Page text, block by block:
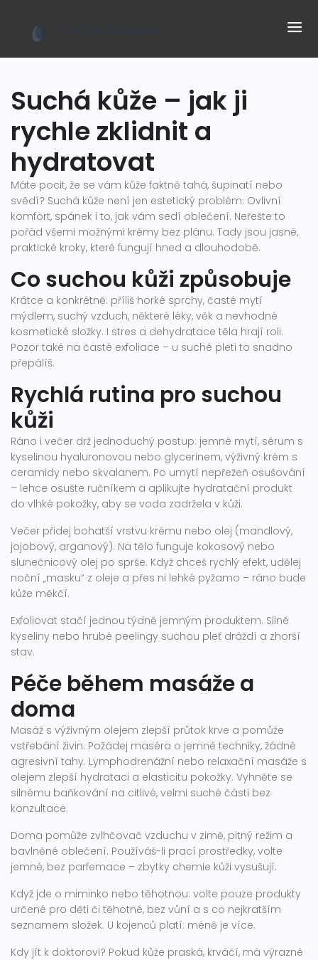
Suchá kůže – jak ji
rychle zklidnit a
hydratovat
Máte pocit, že se vám kůže faktně tahá, šupinatí nebo
svědí? Suchá kůže není jen estetický problém. Ovlivní
komfort, spánek i to, jak vám sedí oblečení. Neřešte to
pořád všemi možnými krémy bez plánu. Tady jsou jasné,
praktické kroky, které fungují hned a dlouhodobě.
Co suchou kůži způsobuje
Krátce a konkrétně: příliš horké sprchy, časté mytí
mýdlem, suchý vzduch, některé léky, věk a nevhodné
kosmetické složky. I stres a dehydratace těla hrají roli.
Pozor také na časté exfoliace – u suché pleti to snadno
přepálíš.
Rychlá rutina pro suchou
kůži
Ráno i večer drž jednoduchý postup: jemné mytí, sérum s
kyselinou hyaluronovou nebo glycerinem, výživný krém s
ceramidy nebo skvalanem. Po umytí nepřežeň osušování
– lehce osušte ručníkem a aplikujte hydratační produkt
do vlhké pokožky, aby se voda zadržela v kůži.
Večer přidej bohatší vrstvu krému nebo olej (mandlový,
jojobový, arganový). Na tělo funguje kokosový nebo
slunečnicový olej po sprše. Když chceš rychlý efekt, udělej
noční „masku“ z oleje a přes ni lehké pyžamo – ráno bude
kůže měkčí.
Exfoliovat stačí jednou týdně jemným produktem. Silné
kyseliny nebo hrubé peelingy suchou pleť dráždí a zhorší
stav.
Péče během masáže a
doma
Masáž s výživným olejem zlepší průtok krve a pomůže
vstřebání živin. Požádej maséra o jemné techniky, žádné
agresivní tahy. Lymphodrenážní nebo relaxační masáže s
olejem zlepší hydrataci a elasticitu pokožky. Vyhněte se
silnému baňkování na citlivé, velmi suché části bez
konzultace.
Doma pomůže zvlhčovač vzduchu v zimě, pitný režim a
bavlněné oblečení. Používáš-li prací prostředky, volte
jemné, bez parfemace – zbytky chemie kůži vysušují.
Když jde o miminko nebo těhotnou: volte pouze produkty
určené pro děti či těhotné, bez vůní a s co nejkratším
seznamem složek. U kojenců platí: méně je více.
Kdy jít k doktorovi? Pokud kůže praská, krváčí, má výrazné